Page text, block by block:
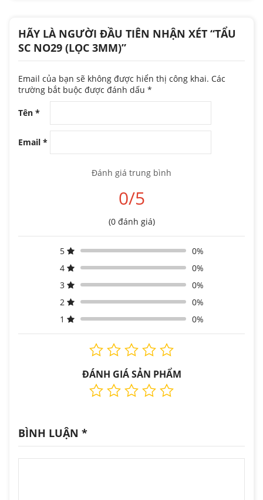
HÃY LÀ NGƯỜI ĐẦU TIÊN NHẬN XÉT “TẨU
SC NO29 (LỌC 3MM)”
Email của bạn sẽ không được hiển thị công khai. Các
trường bắt buộc được đánh dấu *
Tên *
Email *
Đánh giá trung bình
0/5
(0 đánh giá)
5
0%
4
0%
3
0%
2
0%
1
0%
ĐÁNH GIÁ SẢN PHẨM
BÌNH LUẬN *